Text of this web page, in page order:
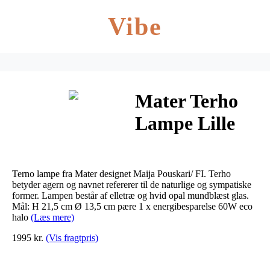
Vibe
Mater Terho
Lampe Lille
Terno lampe fra Mater designet Maija Pouskari/ FI. Terho
betyder agern og navnet refererer til de naturlige og sympatiske
former. Lampen består af elletræ og hvid opal mundblæst glas.
Mål: H 21,5 cm Ø 13,5 cm pære 1 x energibesparelse 60W eco
halo (Læs mere)
1995 kr. (Vis fragtpris)